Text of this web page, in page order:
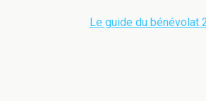
Le guide du bénévolat